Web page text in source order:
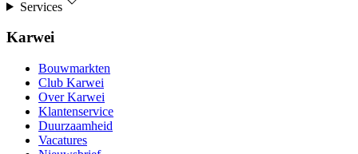
Services
Karwei
Bouwmarkten
Club Karwei
Over Karwei
Klantenservice
Duurzaamheid
Vacatures